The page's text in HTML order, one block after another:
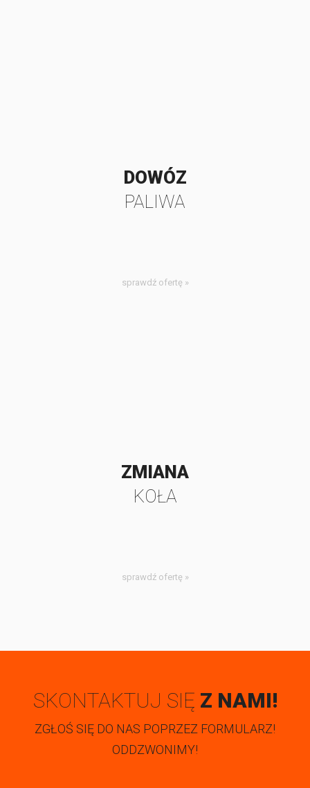
DOWÓZ
PALIWA
sprawdź ofertę »
ZMIANA
KOŁA
sprawdź ofertę »
SKONTAKTUJ SIĘ Z NAMI!
ZGŁOŚ SIĘ DO NAS POPRZEZ FORMULARZ!
ODDZWONIMY!